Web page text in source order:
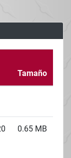
Tamaño
0.65 MB